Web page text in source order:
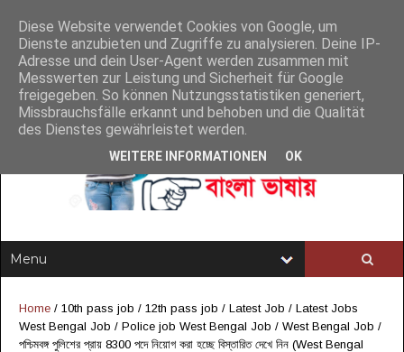
Home / 10th pass job / 12th pass job / Latest Job / Latest Jobs
West Bengal Job / Police job West Bengal Job / West Bengal Job /
পশ্চিমবঙ্গ পুলিশের প্রায় 8300 পদে নিয়োগ করা হচ্ছে বিস্তারিত দেখে নিন (West Bengal
Diese Website verwendet Cookies von Google, um
Dienste anzubieten und Zugriffe zu analysieren. Deine IP-
Adresse und dein User-Agent werden zusammen mit
Messwerten zur Leistung und Sicherheit für Google
freigegeben. So können Nutzungsstatistiken generiert,
Missbrauchsfälle erkannt und behoben und die Qualität
des Dienstes gewährleistet werden.
WEITERE INFORMATIONEN OK